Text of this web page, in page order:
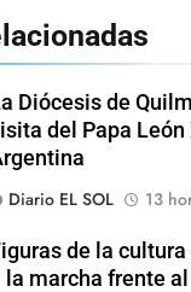
Diócesis de
del Papa León
Diario EL SOL
13
de la
la marcha frente